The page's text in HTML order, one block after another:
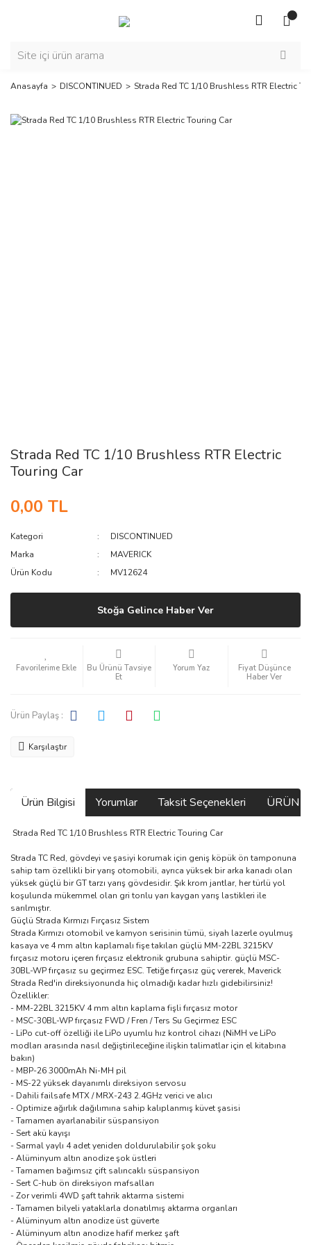
Anasayfa DISCONTINUED Strada Red TC 1/10 Brushless RTR Electric
Strada Red TC 1/10 Brushless RTR Electric
Touring Car
0,00 TL
Kategori
DISCONTINUED
Marka
MAVERICK
Ürün Kodu
MV12624
Stoğa Gelince Haber Ver
Bu Ürünü Tavsiye
Et
Yorum Yaz
Fiyat Düşünce
Haber Ver
Ürün Paylaş :
Karşılaştır
Ürün Bilgisi Yorumlar Taksit Seçenekleri ÜRÜN
Strada Red TC 1/10 Brushless RTR Electric Touring Car
Strada TC Red, gövdeyi ve şasiyi korumak için geniş köpük ön tamponuna
sahip tam özellikli bir yarış otomobili, ayrıca yüksek bir arka kanadı olan
yüksek güçlü bir GT tarzı yarış gövdesidir. Şık krom jantlar, her türlü yol
koşulunda mükemmel olan gri tonlu yarı kaygan yarış lastikleri ile
sarılmıştır.
Güçlü Strada Kırmızı Fırçasız Sistem
Strada Kırmızı otomobil ve kamyon serisinin tümü, siyah lazerle oyulmuş
kasaya ve 4 mm altın kaplamalı fişe takılan güçlü MM-22BL 3215KV
fırçasız motoru içeren fırçasız elektronik grubuna sahiptir. güçlü MSC-
30BL-WP fırçasız su geçirmez ESC. Tetiğe fırçasız güç vererek, Maverick
Strada Red'in direksiyonunda hiç olmadığı kadar hızlı gidebilirsiniz!
Özellikler:
- MM-22BL 3215KV 4 mm altın kaplama fişli fırçasız motor
- MSC-30BL-WP fırçasız FWD / Fren / Ters Su Geçirmez ESC
- LiPo cut-off özelliği ile LiPo uyumlu hız kontrol cihazı (NiMH ve LiPo
modları arasında nasıl değiştirileceğine ilişkin talimatlar için el kitabına
bakın)
- MBP-26 3000mAh Ni-MH pil
- MS-22 yüksek dayanımlı direksiyon servosu
- Dahili failsafe MTX / MRX-243 2.4GHz verici ve alıcı
- Optimize ağırlık dağılımına sahip kalıplanmış küvet şasisi
- Tamamen ayarlanabilir süspansiyon
- Sert akü kayışı
- Sarmal yaylı 4 adet yeniden doldurulabilir şok şoku
- Alüminyum altın anodize şok üstleri
- Tamamen bağımsız çift salıncaklı süspansiyon
- Sert C-hub ön direksiyon mafsalları
- Zor verimli 4WD şaft tahrik aktarma sistemi
- Tamamen bilyeli yataklarla donatılmış aktarma organları
- Alüminyum altın anodize üst güverte
- Alüminyum altın anodize hafif merkez şaft